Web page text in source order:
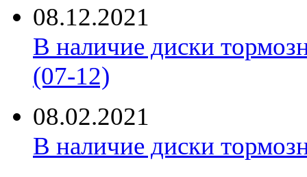
08.12.2021
В наличие диски
(07-12)
08.02.2021
В наличие диски